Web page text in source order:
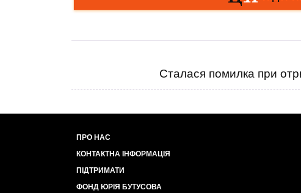
Сталася помилка при
ПРО НАС
КОНТАКТНА ІНФОРМАЦІЯ
ПІДТРИМАТИ
ФОНД ЮРІЯ БУТУСОВА